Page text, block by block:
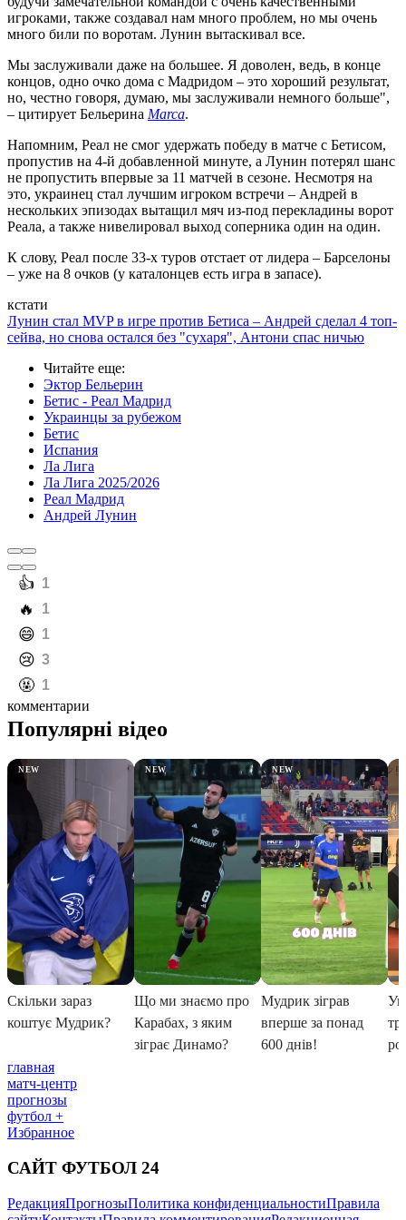
игроками, также создавал нам много проблем, но мы очень
много били по воротам. Лунин вытаскивал все.
Мы заслуживали даже на большее. Я доволен, ведь, в конце
концов, одно очко дома с Мадридом – это хороший результат,
но, честно говоря, думаю, мы заслуживали немного больше",
– цитирует Бельерина Marca.
Напомним, Реал не смог удержать победу в матче с Бетисом,
пропустив на 4-й добавленной минуте, а Лунин потерял шанс
не пропустить впервые за 11 матчей в сезоне. Несмотря на
это, украинец стал лучшим игроком встречи – Андрей в
нескольких эпизодах вытащил мяч из-под перекладины ворот
Реала, а также нивелировал выход соперника один на один.
К слову, Реал после 33-х туров отстает от лидера – Барселоны
– уже на 8 очков (у каталонцев есть игра в запасе).
кстати
Лунин стал MVP в игре против Бетиса – Андрей сделал 4 топ-
сейва, но снова остался без "сухаря", Антони спас ничью
Читайте еще:
Эктор Бельерин
Бетис - Реал Мадрид
Украинцы за рубежом
Бетис
Испания
Ла Лига
Ла Лига 2025/2026
Реал Мадрид
Андрей Лунин
️👍 1
️🔥 1
️😄 1
️😢 3
️🤬 1
комментарии
главная
матч-центр
прогнозы
футбол +
Избранное
САЙТ ФУТБОЛ 24
РедакцияПрогнозыПолитика конфиденциальностиПравила